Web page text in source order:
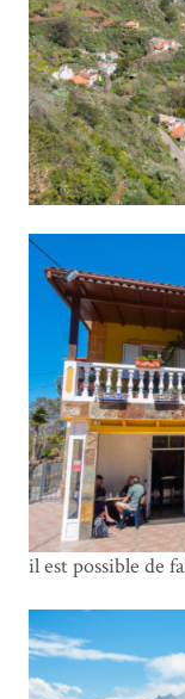
il est possible de